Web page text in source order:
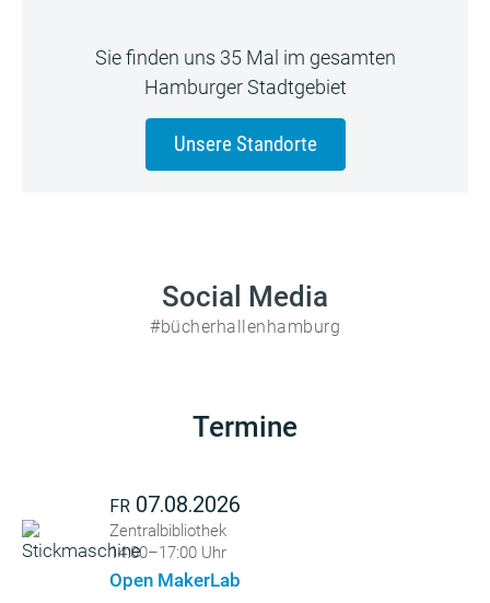
Sie finden uns 35 Mal im gesamten
Hamburger Stadtgebiet
Unsere Standorte
Social Media
#bücherhallenhamburg
Termine
FR 07.08.2026
Zentralbibliothek
14:00–17:00 Uhr
Open MakerLab